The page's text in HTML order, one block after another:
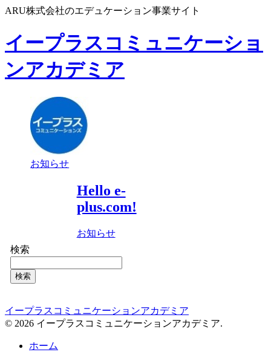
ARU株式会社のエデュケーション事業サイト
イープラスコミュニケーショ
ンアカデミア
お知らせ
Hello e-
plus.com!
お知らせ
検索
検索
イープラスコミュニケーションアカデミア
© 2026 イープラスコミュニケーションアカデミア.
ホーム